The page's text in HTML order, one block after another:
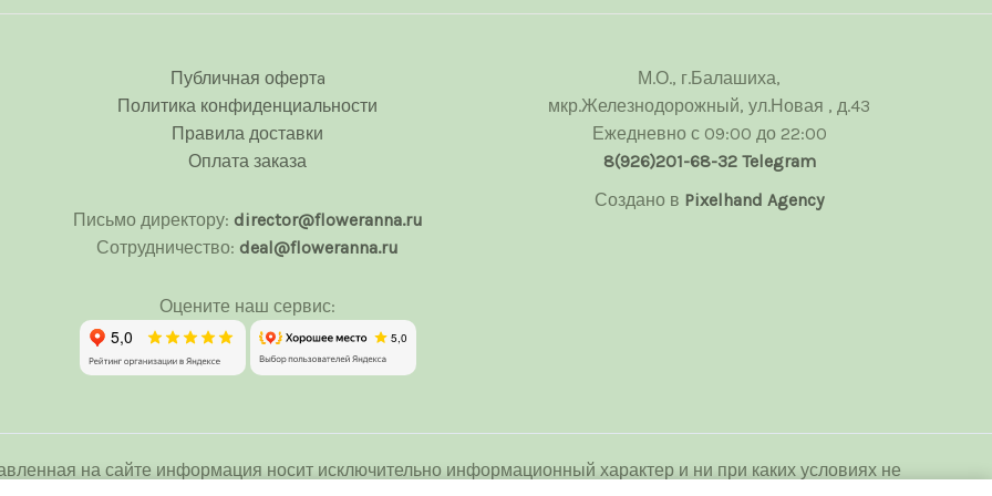
Публичная офертa
Политика конфиденциальности
Правила доставки
Оплата заказа
Письмо директору: director@floweranna.ru
Сотрудничество:deal@floweranna.ru
Оцените наш сервис:
М.О., г.Балашиха,
мкр.Железнодорожный, ул.Новая , д.43
Ежедневно с 09:00 до 22:00
8(926)201-68-32 Telegram
Создано в Pixelhand Agency
на сайте информация носит исключительно информационный характер и ни при каких условиях не